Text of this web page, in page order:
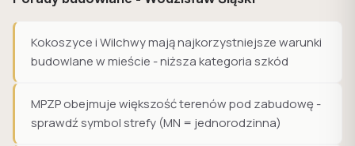
Kokoszyce i Wilchwy mają najkorzystniejsze warunki
budowlane w mieście - niższa kategoria szkód
MPZP obejmuje większość terenów pod zabudowę -
sprawdź symbol strefy (MN = jednorodzinna)